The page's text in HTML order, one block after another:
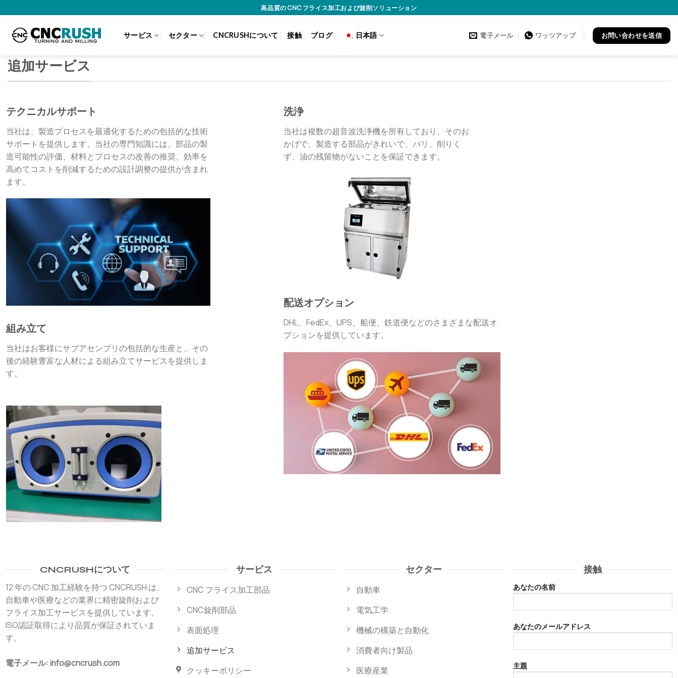
to
content
高品質の CNC フライス加工および旋削ソリューション
サービス セクター CNCRUSHについて 接触 ブログ 日本語 電子メール ワッツアップ お問い合わせを送信
追加サービス
テクニカルサポート
当社は、製造プロセスを最適化するための包括的な技術
サポートを提供します。当社の専門知識には、部品の製
造可能性の評価、材料とプロセスの改善の推奨、効率を
高めてコストを削減するための設計調整の提供が含まれ
ます。
組み立て
当社はお客様にサブアセンブリの包括的な生産と、その
後の経験豊富な人材による組み立てサービスを提供しま
す。
洗浄
当社は複数の超音波洗浄機を所有しており、そのお
かげで、製造する部品がきれいで、バリ、削りく
ず、油の残留物がないことを保証できます。
配送オプション
DHL、FedEx、UPS、船便、鉄道便などのさまざまな配送オ
プションを提供しています。
CNCRUSHについて
12 年の CNC 加工経験を持つ CNCRUSH は、
自動車や医療などの業界に精密旋削および
フライス加工サービスを提供しています。
ISO認証取得により品質が保証されていま
す。
電子メール: info@cncrush.com
サービス
CNC フライス加工部品
CNC旋削部品
表面処理
追加サービス
クッキーポリシー
セクター
自動車
電気工学
機械の構築と自動化
消費者向け製品
医療産業
接触
あなたの名前
あなたのメールアドレス
主題